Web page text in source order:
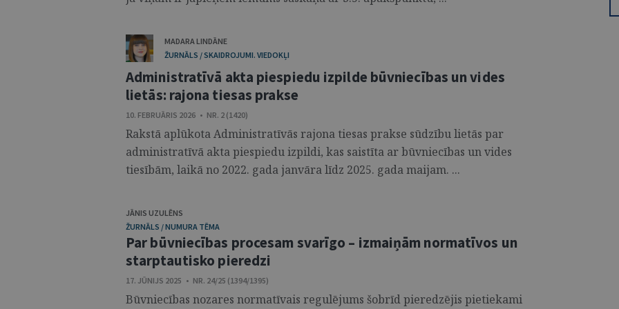
MADARA LINDĀNE
ŽURNĀLS / SKAIDROJUMI. VIEDOKĻI
Administratīvā akta piespiedu izpilde būvniecības un vides
lietās: rajona tiesas prakse
10. FEBRUĀRIS 2026 • NR. 2 (1420)
Rakstā aplūkota Administratīvās rajona tiesas prakse sūdzību lietās par
administratīvā akta piespiedu izpildi, kas saistīta ar būvniecības un vides
tiesībām, laikā no 2022. gada janvāra līdz 2025. gada maijam. ...
JĀNIS UZULĒNS
ŽURNĀLS / NUMURA TĒMA
Par būvniecības procesam svarīgo – izmaiņām normatīvos un
starptautisko pieredzi
17. JŪNIJS 2025 • NR. 24/25 (1394/1395)
Būvniecības nozares normatīvais regulējums šobrīd pieredzējis pietiekami